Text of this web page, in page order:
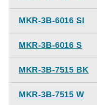
MKR-3B-6016 SI
MKR-3B-6016 S
MKR-3B-7515 BK
MKR-3B-7515 W